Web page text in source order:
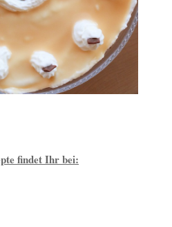
findet Ihr bei: